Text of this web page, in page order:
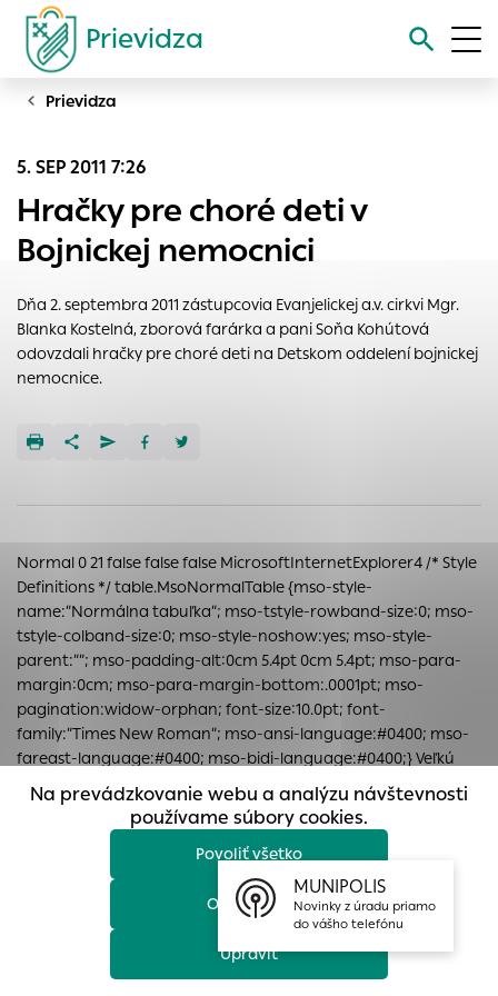
Prievidza
Vyhľadávanie
Prievidza
5. SEP 2011 7:26
Hračky pre choré deti v
Bojnickej nemocnici
Dňa 2. septembra 2011 zástupcovia Evanjelickej a.v. cirkvi Mgr.
Blanka Kostelná, zborová farárka a pani Soňa Kohútová
odovzdali hračky pre choré deti na Detskom oddelení bojnickej
nemocnice.
Normal 0 21 false false false MicrosoftInternetExplorer4/* Style
Definitions */ table.MsoNormalTable {mso-style-
name:”Normálna tabuľka”; mso-tstyle-rowband-size:0; mso-
tstyle-colband-size:0; mso-style-noshow:yes; mso-style-
parent:””; mso-padding-alt:0cm 5.4pt 0cm 5.4pt; mso-para-
margin:0cm; mso-para-margin-bottom:.0001pt; mso-
pagination:widow-orphan; font-size:10.0pt; font-
family:”Times New Roman”; mso-ansi-language:#0400; mso-
fareast-language:#0400; mso-bidi-language:#0400;} Veľkú
krabicu plnú balíčkov prebrala pani primárka. Ďalšie hračky
zaniesli postihnutým deťom v CSS Domino v Prievidzi. Bolo
veľmi dojímavé vidieť rozžiarené oči detí a ich nepredstieranú
radosť. Na oboch miestach sa veľmi potešili týmto darčekom,
pretože aj choré deti sa chcú hrať a tak aspoň na chvíľu
zabudnúť na to, že ich niečo bolí a nemajú pri sebe svojich
Na tieto hračky boli použité peniaze zo zbierky detí na
letnom tábore Evanjelickej a.v. cirkvi (Kľačno, 23.-30.7.2011) a
prispeli aj sponzori: Jazmín, nezisková organizácia a YADO s.r.o.
Na prevádzkovanie webu a analýzu návštevnosti
používame súbory cookies.
Povoliť všetko
Odmietnuť
Upraviť
Nastavenie cookies
Cookies sú malé súbory, do ktorých webové stránky môžu
ukladať informácie o vašej aktivite a preferenciách.
zapamätoval Vaše prihlásenie alebo aby sa uložila Vaša
voľba v tomto okne.
Vyberte úroveň cookies, ktorú chcete povoliť
Technické súbory cookie sú pre prevádzku nevyhnutné a
Analytické cookies
Analytické cookies pomáhajú prevádzkovateľovi stránok
pochopiť, ako návštevníci stránok stránku používajú, aby
mohol stránky optimalizovať a ponúknuť im lepšiu
skúsenosť. Všetky dáta sa zbierajú anonymne a nie je
možné ich spojiť s konkrétnou osobou.
Povoliť všetko
Uložiť nastavenia
Viac informácií
MUNIPOLIS
Novinky z úradu priamo
do vášho telefónu